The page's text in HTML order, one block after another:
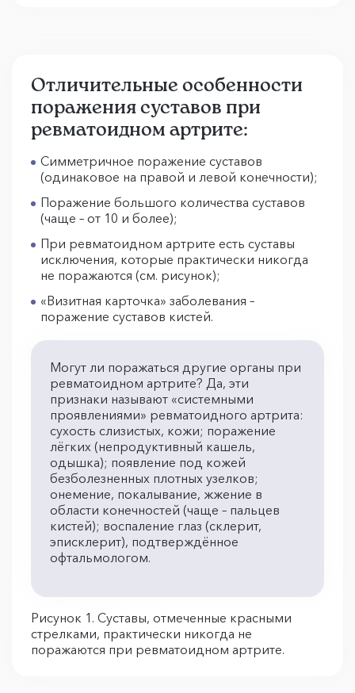
Отличительные особенности
поражения суставов при
ревматоидном артрите:
Симметричное поражение суставов
(одинаковое на правой и левой конечности);
Поражение большого количества суставов
(чаще – от 10 и более);
При ревматоидном артрите есть суставы
исключения, которые практически никогда
не поражаются (см. рисунок);
«Визитная карточка» заболевания –
поражение суставов кистей.
Могут ли поражаться другие органы при
ревматоидном артрите? Да, эти
признаки называют «системными
проявлениями» ревматоидного артрита:
сухость слизистых, кожи; поражение
лёгких (непродуктивный кашель,
одышка); появление под кожей
безболезненных плотных узелков;
онемение, покалывание, жжение в
области конечностей (чаще – пальцев
кистей); воспаление глаз (склерит,
эписклерит), подтверждённое
офтальмологом.
Рисунок 1. Суставы, отмеченные красными
стрелками, практически никогда не
поражаются при ревматоидном артрите.